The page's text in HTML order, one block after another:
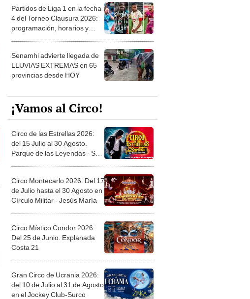
Partidos de Liga 1 en la fecha
4 del Torneo Clausura 2026:
programación, horarios y
Senamhi advierte llegada de
LLUVIAS EXTREMAS en 65
provincias desde HOY
¡Vamos al Circo!
Circo de las Estrellas 2026:
del 15 Julio al 30 Agosto.
Parque de las Leyendas - San
Circo Montecarlo 2026: Del 17
de Julio hasta el 30 Agosto en
Círculo Militar - Jesús María
Circo Místico Condor 2026:
Del 25 de Junio. Explanada
Costa 21
Gran Circo de Ucrania 2026:
del 10 de Julio al 31 de Agosto
en el Jockey Club-Surco